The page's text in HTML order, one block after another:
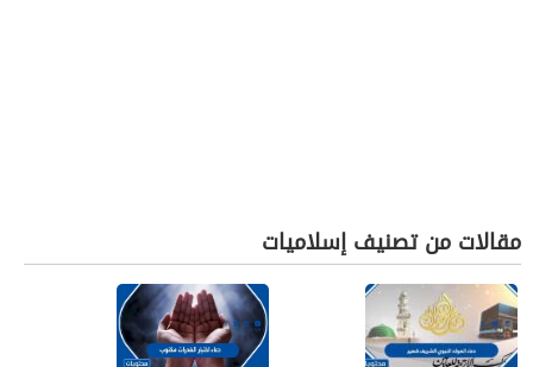
مقالات من تصنيف إسلاميات